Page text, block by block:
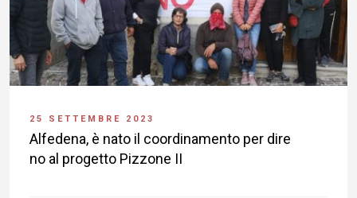
25 SETTEMBRE 2023
Alfedena, è nato il coordinamento per dire
no al progetto Pizzone II